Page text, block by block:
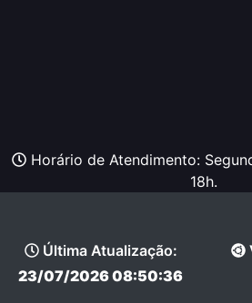
Horário de Atendimento:
18h.
Última Atualização:
23/07/2026 08:50:36